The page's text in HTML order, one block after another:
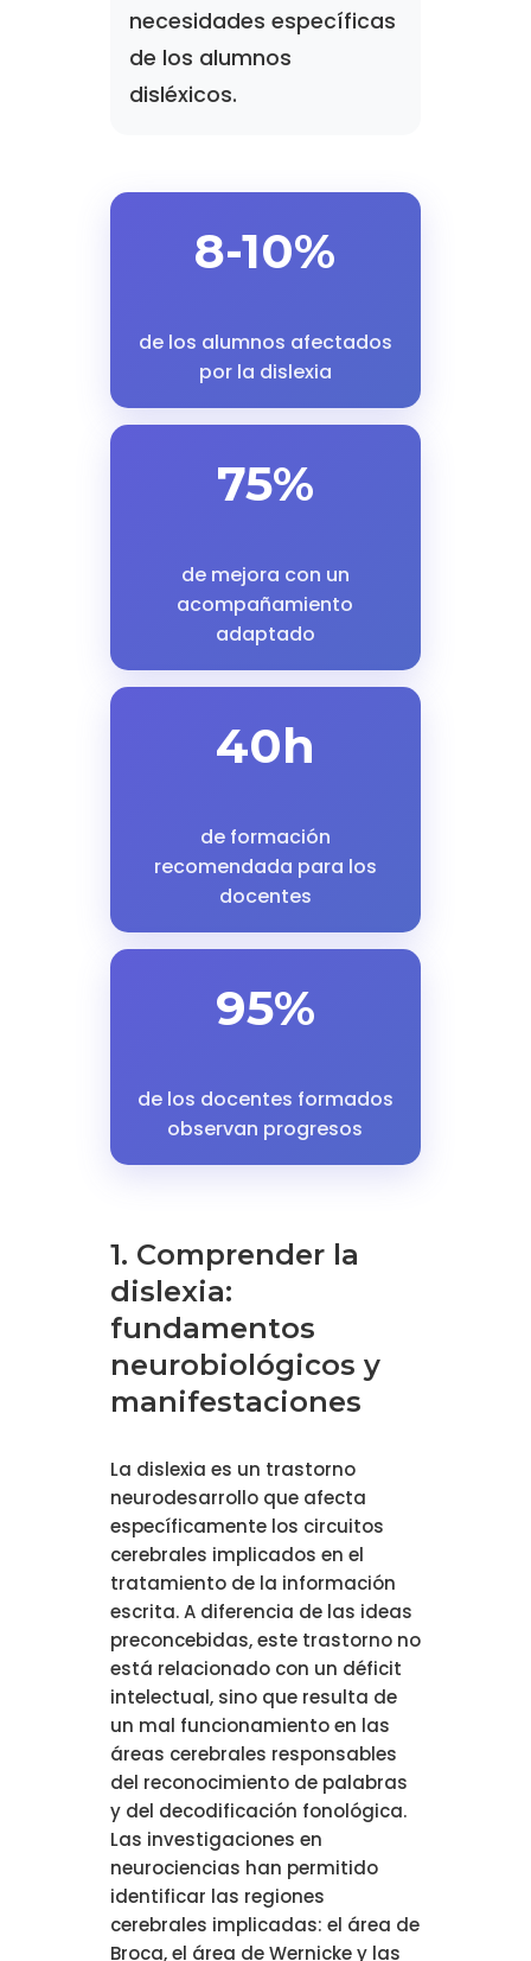
necesidades específicas
de los alumnos
disléxicos.
8-10%
de los alumnos afectados
por la dislexia
75%
de mejora con un
acompañamiento
adaptado
40h
de formación
recomendada para los
docentes
95%
de los docentes formados
observan progresos
1. Comprender la
dislexia:
fundamentos
neurobiológicos y
manifestaciones
La dislexia es un trastorno
neurodesarrollo que afecta
específicamente los circuitos
cerebrales implicados en el
tratamiento de la información
escrita. A diferencia de las ideas
preconcebidas, este trastorno no
está relacionado con un déficit
intelectual, sino que resulta de
un mal funcionamiento en las
áreas cerebrales responsables
del reconocimiento de palabras
y del decodificación fonológica.
Las investigaciones en
neurociencias han permitido
identificar las regiones
cerebrales implicadas: el área de
Broca, el área de Wernicke y las